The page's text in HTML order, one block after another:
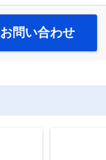
お問い合わせ